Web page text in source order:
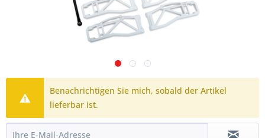
Benachrichtigen Sie mich, sobald der Artikel
lieferbar ist.